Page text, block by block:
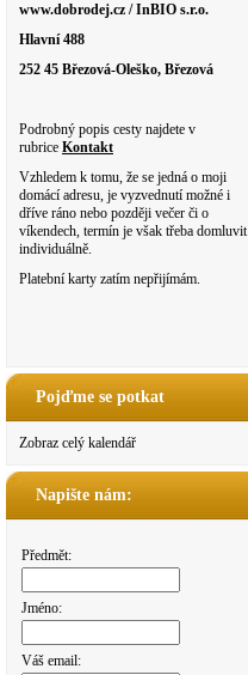
www.dobrodej.cz / InBIO s.r.o.
Hlavní 488
252 45 Březová-Oleško, Březová
Podrobný popis cesty najdete v
rubrice Kontakt
Vzhledem k tomu, že se jedná o moji
domácí adresu, je vyzvednutí možné i
dříve ráno nebo později večer či o
víkendech, termín je však třeba domluvit
individuálně.
Platební karty zatím nepřijímám.
Pojďme se potkat
Zobraz celý kalendář
Napište nám:
Předmět:
Jméno:
Váš email: